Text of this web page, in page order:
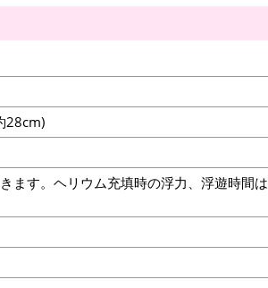
28cm)
ます。ヘリウム充填時の浮力、浮遊時間